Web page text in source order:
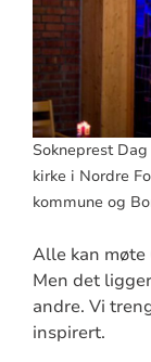
Sokneprest
kirke i Nordre
kommune og
Alle kan møte
Men det
andre. Vi
inspirert.